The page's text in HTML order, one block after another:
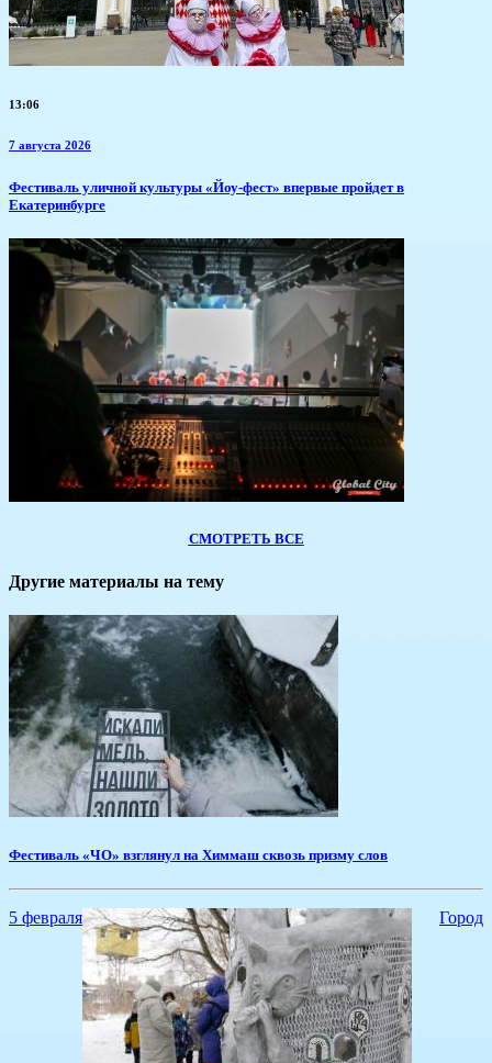
13:06
7 августа 2026
​Фестиваль уличной культуры «Йоу-фест» впервые пройдет в
Екатеринбурге
СМОТРЕТЬ ВСЕ
Другие материалы на тему
Фестиваль «ЧО» взглянул на Химмаш сквозь призму слов
5 февраля Город